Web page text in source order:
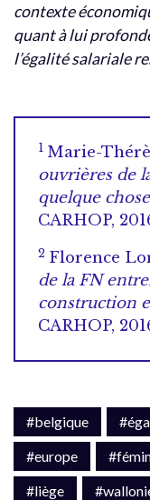
contexte
quant à lui
l’égalité salariale
1 Marie-
ouvrières de
quelque
CARHOP,
2 Florence
de la FN
construction
CARHOP,
#belgique
#europe
#liège